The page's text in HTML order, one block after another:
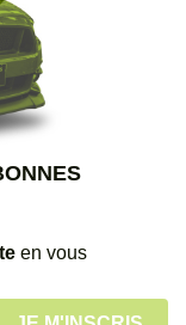
en vous